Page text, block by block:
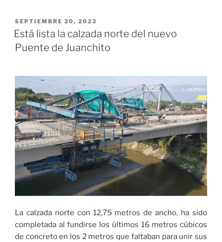
de
lo
viejo
Miyerlandi,
sobre
situación
entre
Diana
Rojas
y
exalcalde
Armitage»
PUBLICADO
EL
SEPTIEMBRE 20, 2023
Está lista la calzada norte del nuevo
Puente de Juanchito
La calzada norte con 12,75 metros de ancho, ha sido
completada al fundirse los últimos 16 metros cúbicos
de concreto en los 2 metros que faltaban para unir sus